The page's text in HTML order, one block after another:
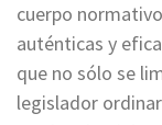
cuerpo
auténticas y
que no sólo se
legislador